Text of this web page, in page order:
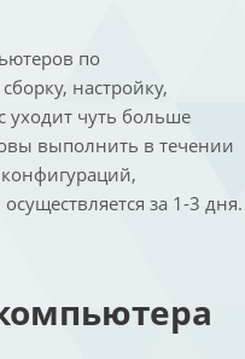
по
настройку,
уходит чуть больше
выполнить в течении
за 1-3 дня.